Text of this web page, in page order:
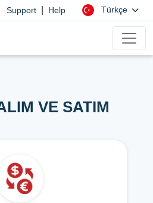
Support Help Türkçe
VE SATIM